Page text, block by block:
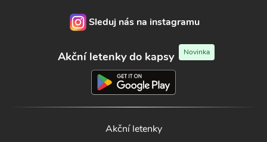
Sleduj nás na instagramu
Akční letenky do kapsy Novinka
Akční letenky